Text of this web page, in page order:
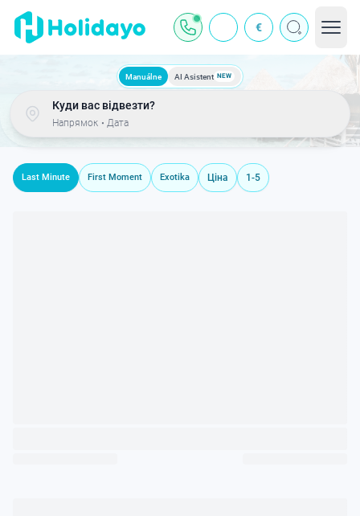
€
Manuálne AI Asistent NEW
Куди вас відвезти?
Напрямок • Дата
Last Minute First Moment Exotika Ціна 1-5